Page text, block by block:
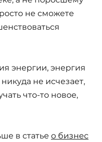
не сможете
энергии, энергия
не исчезает,
что-то новое,
в статье о бизнес